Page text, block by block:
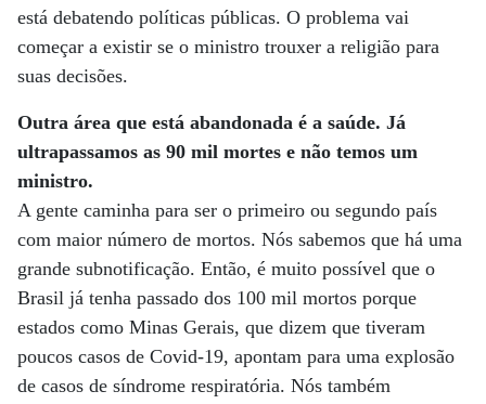
está debatendo políticas públicas. O problema vai
começar a existir se o ministro trouxer a religião para
suas decisões.
Outra área que está abandonada é a saúde. Já
ultrapassamos as 90 mil mortes e não temos um
ministro.
A gente caminha para ser o primeiro ou segundo país
com maior número de mortos. Nós sabemos que há uma
grande subnotificação. Então, é muito possível que o
Brasil já tenha passado dos 100 mil mortos porque
estados como Minas Gerais, que dizem que tiveram
poucos casos de Covid-19, apontam para uma explosão
de casos de síndrome respiratória. Nós também